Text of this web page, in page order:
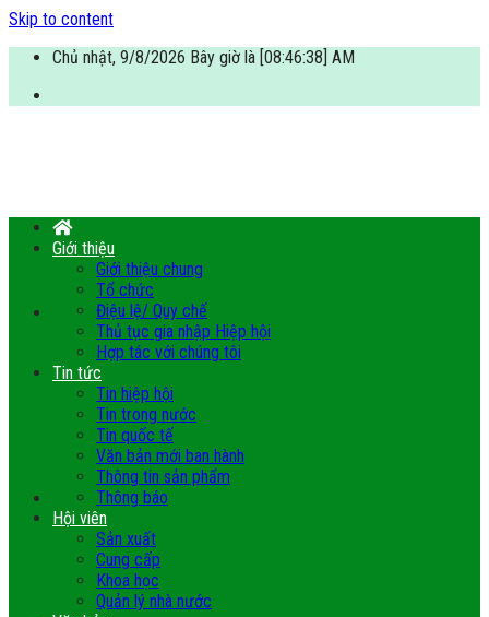
Skip to content
Chủ nhật, 9/8/2026 Bây giờ là [08:46:39] AM
Giới thiệu
Giới thiệu chung
Tổ chức
Điệu lệ/ Quy chế
Thủ tục gia nhập Hiệp hội
Hợp tác với chúng tôi
Tin tức
Tin hiệp hội
Tin trong nước
Tin quốc tế
Văn bản mới ban hành
Thông tin sản phẩm
Thông báo
Hội viên
Sản xuất
Cung cấp
Khoa học
Quản lý nhà nước